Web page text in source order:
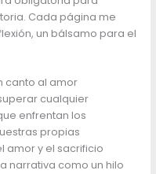
Cada página me
un bálsamo para el
canto al amor
cualquier
enfrentan los
propias
amor y el sacrificio
narrativa como un hilo